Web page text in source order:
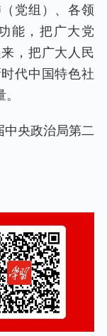
党组）、各领
能，把广大党
，把广大人民
代中国特色社
央政治局第二